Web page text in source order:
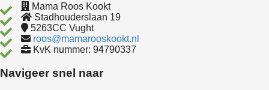
Mama Roos Kookt
Stadhouderslaan 19
5263CC Vught
roos@mamarooskookt.nl
KvK nummer: 94790337
Navigeer snel naar